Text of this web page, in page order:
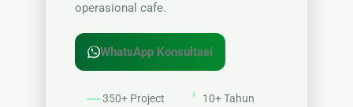
operasional cafe.
WhatsApp Konsultasi
350+ Project 10+ Tahun